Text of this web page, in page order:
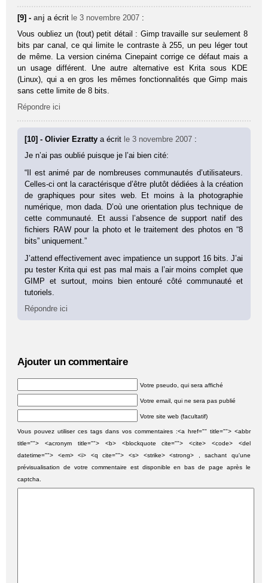
[9] -anj a écrit le 3 novembre 2007 :
Vous oubliez un (tout) petit détail : Gimp travaille sur seulement 8
bits par canal, ce qui limite le contraste à 255, un peu léger tout
de même. La version cinéma Cinepaint corrige ce défaut mais a
un usage différent. Une autre alternative est Krita sous KDE
(Linux), qui a en gros les mêmes fonctionnalités que Gimp mais
sans cette limite de 8 bits.
Répondre ici
[10] - Olivier Ezrattya écrit le 3 novembre 2007 :
Je n’ai pas oublié puisque je l’ai bien cité:
“Il est animé par de nombreuses communautés d’utilisateurs.
Celles-ci ont la caractérisque d’être plutôt dédiées à la création
de graphiques pour sites web. Et moins à la photographie
numérique, mon dada. D’où une orientation plus technique de
cette communauté. Et aussi l’absence de support natif des
fichiers RAW pour la photo et le traitement des photos en “8
bits” uniquement.”
J’attend effectivement avec impatience un support 16 bits. J’ai
pu tester Krita qui est pas mal mais a l’air moins complet que
GIMP et surtout, moins bien entouré côté communauté et
tutoriels.
Répondre ici
Ajouter un commentaire
Votre pseudo, qui sera affiché
Votre email, qui ne sera pas publié
Votre site web (facultatif)
Vous pouvez utiliser ces tags dans vos commentaires :<a href="" title=""> <abbr
title=""> <acronym title=""> <b> <blockquote cite=""> <cite> <code> <del
datetime=""> <em> <i> <q cite=""> <s> <strike> <strong> , sachant qu'une
prévisualisation de votre commentaire est disponible en bas de page après le
captcha.